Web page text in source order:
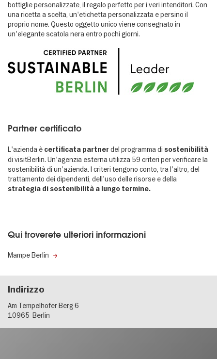
bottiglie personalizzate, il regalo perfetto per i veri intenditori. Con
una ricetta a scelta, un'etichetta personalizzata e persino il
proprio nome. Questo oggetto unico viene consegnato in
un'elegante scatola nera entro pochi giorni.
Partner certificato
L'azienda è certificata partner del programma di sostenibilità
di visitBerlin. Un'agenzia esterna utilizza 59 criteri per verificare la
sostenibilità di un'azienda. I criteri tengono conto, tra l'altro, del
trattamento dei dipendenti, dell'uso delle risorse e della
strategia di sostenibilità a lungo termine.
Qui troverete ulteriori informazioni
Mampe Berlin
Indirizzo
Am Tempelhofer Berg 6
10965 Berlin